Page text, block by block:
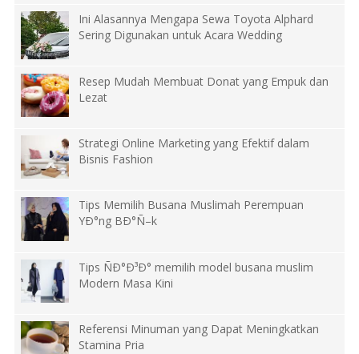
Ini Alasannya Mengapa Sewa Toyota Alphard
Sering Digunakan untuk Acara Wedding
Resep Mudah Membuat Donat yang Empuk dan
Lezat
Strategi Online Marketing yang Efektif dalam
Bisnis Fashion
Tips Memilih Busana Muslimah Perempuan
YÐ°ng BÐ°Ñ–k
Tips ÑÐ°Ð³Ð° memilih model busana muslim
Modern Masa Kini
Referensi Minuman yang Dapat Meningkatkan
Stamina Pria